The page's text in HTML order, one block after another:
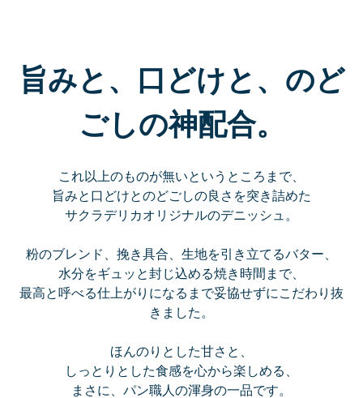
旨みと、口どけと、のど
ごしの神配合。
これ以上のものが無いというところまで、
旨みと口どけとのどごしの良さを突き詰めた
サクラデリカオリジナルのデニッシュ。
粉のブレンド、挽き具合、生地を引き立てるバター、
水分をギュッと封じ込める焼き時間まで、
最高と呼べる仕上がりになるまで妥協せずにこだわり抜
きました。
ほんのりとした甘さと、
しっとりとした食感を心から楽しめる、
まさに、パン職人の渾身の一品です。